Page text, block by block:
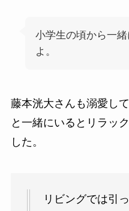
小学生の頃から一
よ。
藤本洸大さんも溺愛し
と一緒にいるとリラッ
した。
リビングでは引